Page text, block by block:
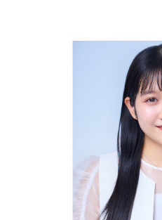
イベント・グッズ